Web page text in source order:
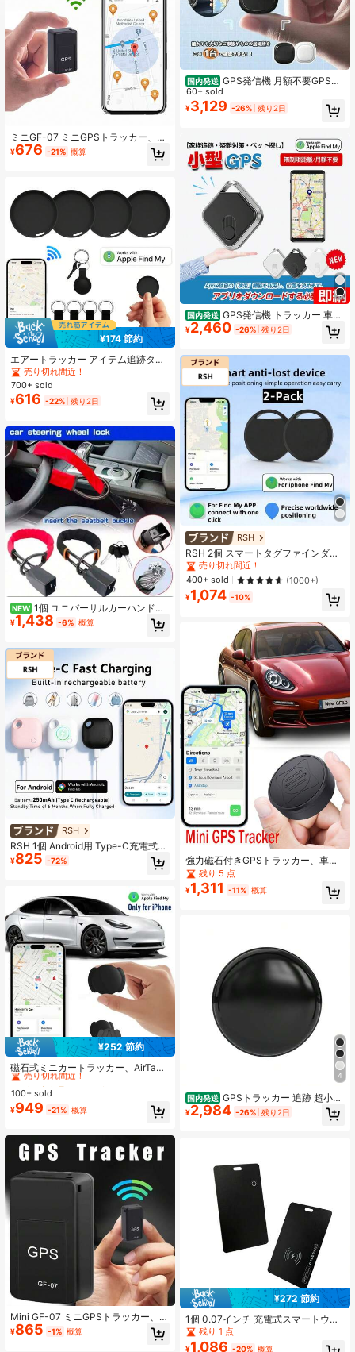
ミニGF-07 ミニGPSトラッカー、
車/子供/ペット/車両に適していま
す、GSM/GPRS/GPS リアルタイム
ター(アプリと有料クラウドストレー
ジ付き)
¥676 -21% 概算
¥174 節約
エアートラッカー アイテム追跡タグ
- 1/2/4パック、キーファインダー ロ
ケーター、Apple Find My(iOSのみ)
対応、交換可能バッテリー、キー、
スーツケース、バッグ、財布の追跡
売り切れ間近！
700+ sold
¥616 -22% 残り2日
NEW 1個 ユニバーサルカーハンドル
ロック - シートベルトバックル盗難
防止ロック、3本のキー付き、頑丈な
バン/RVドライバー用盗難防止アクセ
サリー
¥1,438 -6% 概算
RSH
RSH 1個 Android用 Type-C充電式ス
マートタグ、Find Hubアプリ対応ス
マートトラッカー（Androidシステム
+以上）、世界的な位置情報機器 イ
ンテリジェントトラッカー & アイテ
ムトラッカー、鍵、バッグ、スーツ
ケース、家族共有 & プライバシー保
護用
¥825 -72%
¥252 節約
磁石式ミニカートラッカー、AirTag
ロケーター、磁石式シェル、GPSト
ラッカー、カーGPSトラッカー、長
距離高精度位置特定、世界中の位置
特定防止デバイス、ミニスマートロ
e Find My"プラットフォーム対応GP
S トラッカー、車、オートバイ、自
転車などの防紛失トラッキングとロ
ケーションに適しています。iOSのみ
サポート
#1 ベストセラー
に ABS セキュリティアラーム
売り切れ間近！
#1 ベストセラー
売り切れ間近！
#1 ベストセラー
売り切れ間近！
#1 ベストセラー
100+ sold
¥949 -21% 概算
Mini GF-07 ミニGPSトラッカー、
車/ペット/車両に適したGSM/GPRS/
GPSリアルタイム追跡盗難防止紛失
¥865 -1% 概算
国内発送 GPS発信機 月額不要GPS追
跡 子供 gps 紛失防止 浮気調査 Apple
&Android小型 gps タグ トラッカー
ハンディGPS 老人 車 迷子防止 ペッ
60+ sold
¥3,129 -26% 残り2日
国内発送 GPS発信機 トラッカー 車追
跡 磁気機能 浮気調査 月額0円 位置検
知 小型GPS Apple&Android共通 紛
超長時間駆動 防災
¥2,460 -26% 残り2日
RSH
RSH 2個 スマートタグファインダ
ー、iOSのFind My(Appleのみ、Andr
oidには非対応)と互換性があり、荷
物トラッカー、財布ロケーター、携
帯電話ファインダー、交換可能なCR
2032電池、ネットワークやアプリは
売り切れ間近！
400+ sold
(1000+)
¥1,074 -10%
強力磁石付きGPSトラッカー、車両
追跡 紛失防止 盗難防止デバイス、ミ
ニポータブル高精度GPSロケーター
(2G SIMカード対応)
残り 5 点
¥1,311 -11% 概算
4
国内発送 GPSトラッカー 追跡 超小型
ios&Android対応 スマートトラッカ
ー キーホルダー 電池寿命約1年 電池
¥2,984 -26% 残り2日
¥272 節約
1個 0.07インチ 充電式スマートウォ
レット追跡カード、超薄型、Bluetoo
thトラッカーアイテムファインダ
残り 1 点
¥1,086 -20% 概算